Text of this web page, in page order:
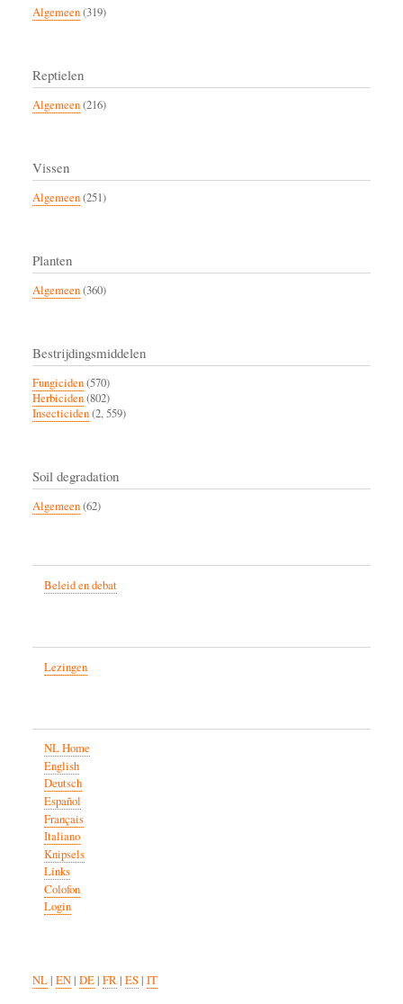
Algemeen(319)
Reptielen
Algemeen(216)
Vissen
Algemeen(251)
Planten
Algemeen(360)
Bestrijdingsmiddelen
Fungiciden(570)
Herbiciden(802)
Insecticiden(2, 559)
Soil degradation
Algemeen(62)
Beleid en debat
Lezingen
NL Home
English
Deutsch
Español
Français
Italiano
Knipsels
Links
Colofon
Login
NL| EN| DE| FR| ES| IT